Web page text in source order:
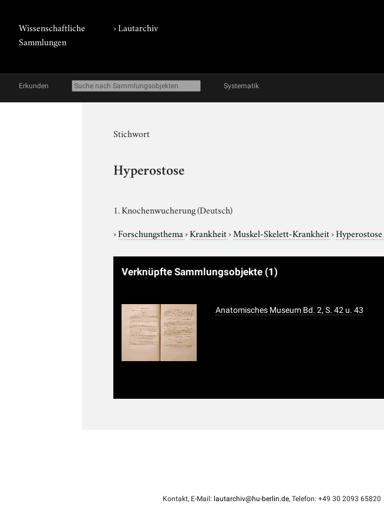
Wissenschaftliche
Sammlungen
›Lautarchiv
Erkunden Systematik
Stichwort
Hyperostose
1. Knochenwucherung (Deutsch)
›Forschungsthema›Krankheit›Muskel-Skelett-Krankheit›Hyperostose
Verknüpfte Sammlungsobjekte (1)
Anatomisches Museum Bd. 2, S. 42 u. 43
Kontakt, E-Mail: lautarchiv@hu-berlin.de, Telefon: +49 30 2093 65820